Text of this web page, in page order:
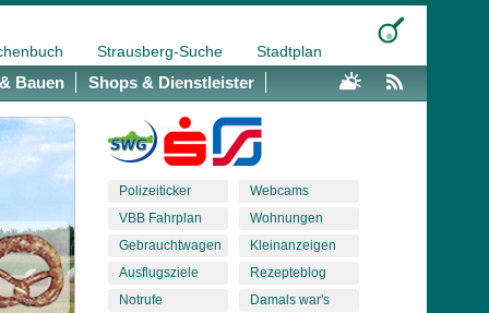
Strausberg-Suche Stadtplan
Bauen Shops & Dienstleister
Polizeiticker
VBB Fahrplan
Gebrauchtwagen
Ausflugsziele
Notrufe
Webcams
Wohnungen
Kleinanzeigen
Rezepteblog
Damals war's